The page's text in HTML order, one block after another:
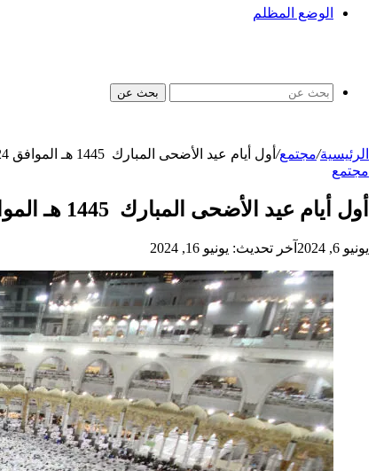
الوضع المظلم
بحث عن
الرئيسية/مجتمع/ أول أيام عيد الأضحى المبارك 1445 هـ الموافق 2024 مــ في الدول العربية والإسلامية
مجتمع
أول أيام عيد الأضحى المبارك 1445 هـ الموافق 2024 مــ في الدول العربية والإسلامية
يونيو 6, 2024 آخر تحديث: يونيو 16, 2024